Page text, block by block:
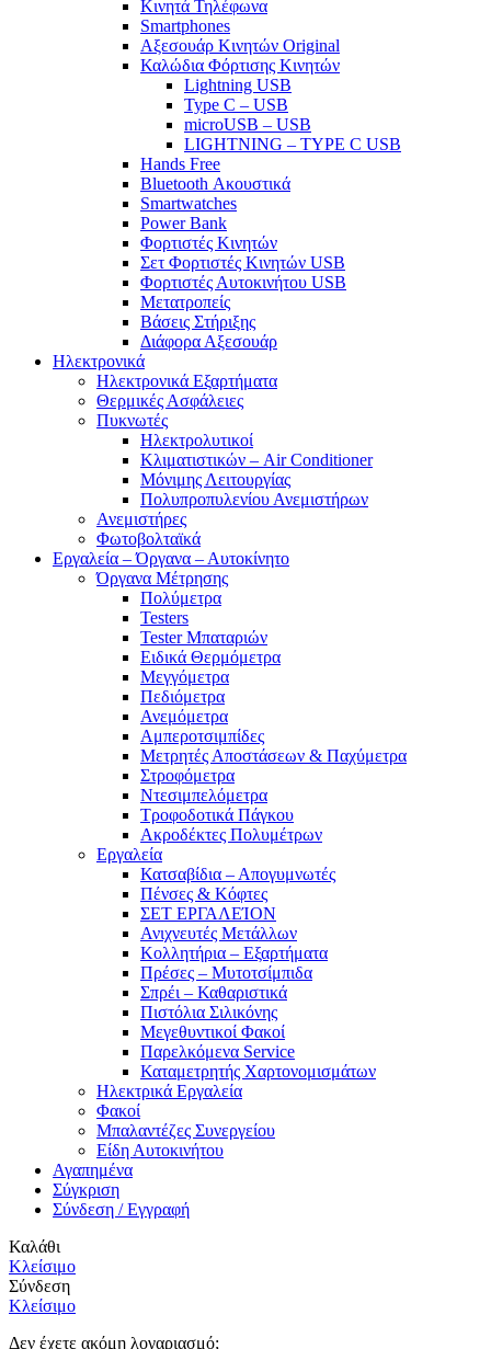
Κινητά Τηλέφωνα
Smartphones
Αξεσουάρ Κινητών Original
Καλώδια Φόρτισης Κινητών
Lightning USB
Type C – USB
microUSB – USB
LIGHTNING – TYPE C USB
Hands Free
Bluetooth Ακουστικά
Smartwatches
Power Bank
Φορτιστές Κινητών
Σετ Φορτιστές Κινητών USB
Φορτιστές Αυτοκινήτου USB
Μετατροπείς
Βάσεις Στήριξης
Διάφορα Αξεσουάρ
Ηλεκτρονικά
Ηλεκτρονικά Εξαρτήματα
Θερμικές Ασφάλειες
Πυκνωτές
Ηλεκτρολυτικοί
Κλιματιστικών – Air Conditioner
Μόνιμης Λειτουργίας
Πολυπροπυλενίου Ανεμιστήρων
Ανεμιστήρες
Φωτοβολταϊκά
Εργαλεία – Όργανα – Αυτοκίνητο
Όργανα Μέτρησης
Πολύμετρα
Testers
Tester Μπαταριών
Ειδικά Θερμόμετρα
Μεγγόμετρα
Πεδιόμετρα
Ανεμόμετρα
Αμπεροτσιμπίδες
Μετρητές Αποστάσεων & Παχύμετρα
Στροφόμετρα
Ντεσιμπελόμετρα
Τροφοδοτικά Πάγκου
Ακροδέκτες Πολυμέτρων
Εργαλεία
Κατσαβίδια – Απογυμνωτές
Πένσες & Κόφτες
ΣΕΤ ΕΡΓΑΛΕΊΟΝ
Ανιχνευτές Μετάλλων
Κολλητήρια – Εξαρτήματα
Πρέσες – Μυτοτσίμπιδα
Σπρέι – Καθαριστικά
Πιστόλια Σιλικόνης
Μεγεθυντικοί Φακοί
Παρελκόμενα Service
Καταμετρητής Χαρτονομισμάτων
Ηλεκτρικά Εργαλεία
Φακοί
Μπαλαντέζες Συνεργείου
Είδη Αυτοκινήτου
Αγαπημένα
Σύγκριση
Σύνδεση / Εγγραφή
Καλάθι
Κλείσιμο
Σύνδεση
Κλείσιμο
Δεν έχετε ακόμη λογαριασμό;